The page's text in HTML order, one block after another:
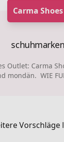
Carma Shoes
schuhmarken
Outlet: Carma
mondän. WIE
Vorschläge